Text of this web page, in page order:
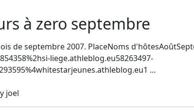
à zero septembre
de septembre 2007. PlaceNoms
liege.athleblog.eu58263497-
...
joel